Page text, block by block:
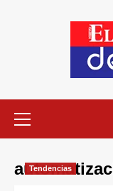
Tendencias